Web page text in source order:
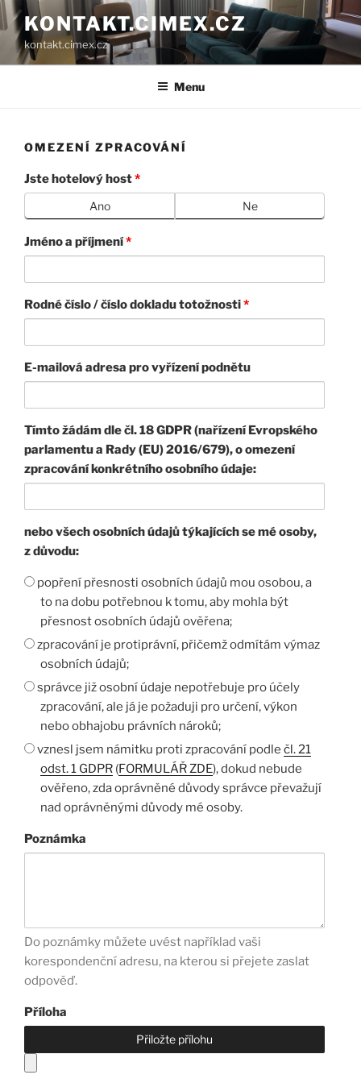
Přejít
k
obsahu
webu
KONTAKT.CIMEX.CZ
kontakt.cimex.cz
Menu
OMEZENÍ ZPRACOVÁNÍ
Jste hotelový host*
Ano Ne
Jméno a příjmení*
Rodné číslo / číslo dokladu totožnosti*
E-mailová adresa pro vyřízení podnětu
Tímto žádám dle čl. 18 GDPR (nařízení Evropského
parlamentu a Rady (EU) 2016/679), o omezení
zpracování konkrétního osobního údaje:
nebo všech osobních údajů týkajících se mé osoby,
z důvodu:
popření přesnosti osobních údajů mou osobou, a
to na dobu potřebnou k tomu, aby mohla být
přesnost osobních údajů ověřena;
zpracování je protiprávní, přičemž odmítám výmaz
osobních údajů;
správce již osobní údaje nepotřebuje pro účely
zpracování, ale já je požaduji pro určení, výkon
nebo obhajobu právních nároků;
vznesl jsem námitku proti zpracování podle čl. 21
odst. 1 GDPR (FORMULÁŘ ZDE), dokud nebude
ověřeno, zda oprávněné důvody správce převažují
nad oprávněnými důvody mé osoby.
Poznámka
Do poznámky můžete uvést například vaši
korespondenční adresu, na kterou si přejete zaslat
odpověď.
Příloha
Přiložte přílohu